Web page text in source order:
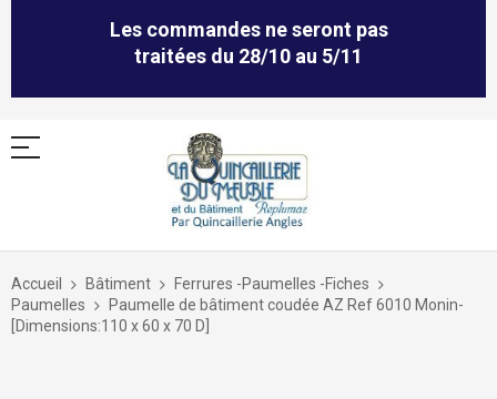
Les commandes ne seront pas
traitées du 28/10 au 5/11
Allez
contenu
Accueil Bâtiment
Ferrures -Paumelles -Fiches
Paumelles
Paumelle de bâtiment coudée AZ Ref 6010 Monin-
[Dimensions:110 x 60 x 70 D]